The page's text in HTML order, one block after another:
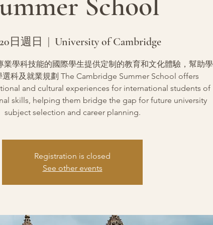
日週日 University of Cambridge
業學科技能的國際學生提供定制的教育和文化體驗，幫助學
科及就業規劃 The Cambridge Summer School offers
and cultural experiences for international students of
skills, helping them bridge the gap for future university
subject selection and career planning.
Registration is closed
See other events